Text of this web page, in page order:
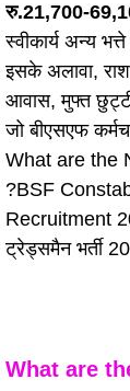
रु.21,700-
स्वीकार्य अन्य
इसके अलावा,
आवास, मुफ्त
जो बीएसएफ
What are the
?BSF
Recruitment
ट्रेड्समैन भर्ती
What are